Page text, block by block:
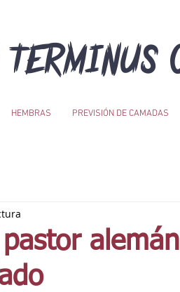
alemán
HEMBRAS PREVISIÓN DE CAMADAS